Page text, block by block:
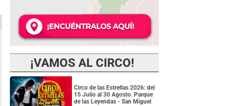
¡VAMOS AL CIRCO!
Circo de las Estrellas 2026: del
15 Julio al 30 Agosto. Parque
de las Leyendas - San Miguel